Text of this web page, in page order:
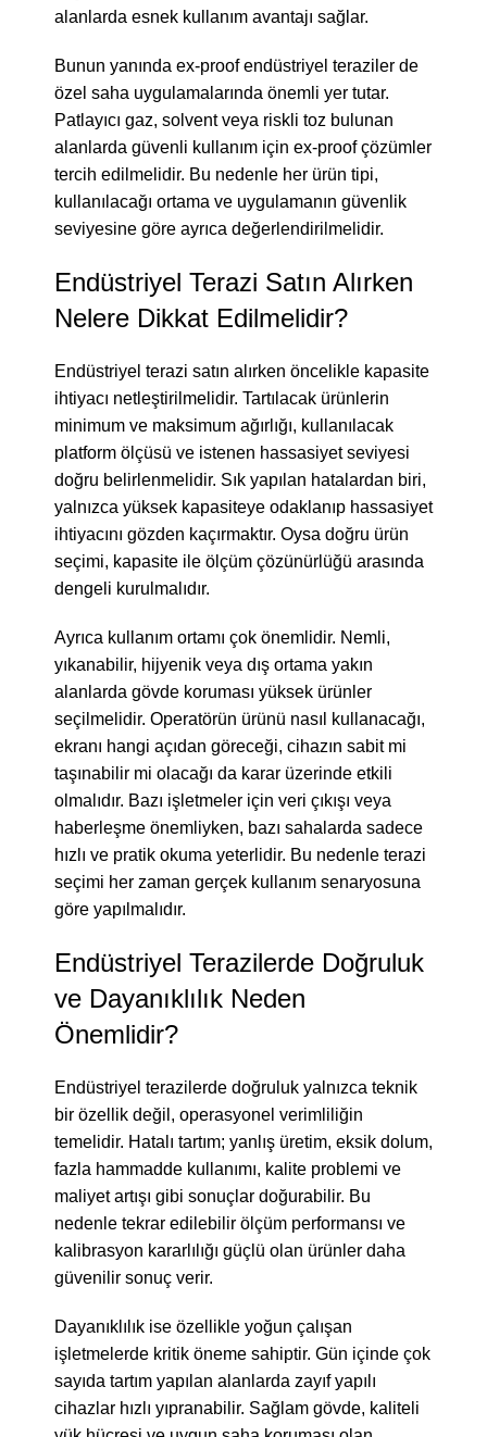
alanlarda esnek kullanım avantajı sağlar.
Bunun yanında ex-proof endüstriyel teraziler de
özel saha uygulamalarında önemli yer tutar.
Patlayıcı gaz, solvent veya riskli toz bulunan
alanlarda güvenli kullanım için ex-proof çözümler
tercih edilmelidir. Bu nedenle her ürün tipi,
kullanılacağı ortama ve uygulamanın güvenlik
seviyesine göre ayrıca değerlendirilmelidir.
Endüstriyel Terazi Satın Alırken
Nelere Dikkat Edilmelidir?
Endüstriyel terazi satın alırken öncelikle kapasite
ihtiyacı netleştirilmelidir. Tartılacak ürünlerin
minimum ve maksimum ağırlığı, kullanılacak
platform ölçüsü ve istenen hassasiyet seviyesi
doğru belirlenmelidir. Sık yapılan hatalardan biri,
yalnızca yüksek kapasiteye odaklanıp hassasiyet
ihtiyacını gözden kaçırmaktır. Oysa doğru ürün
seçimi, kapasite ile ölçüm çözünürlüğü arasında
dengeli kurulmalıdır.
Ayrıca kullanım ortamı çok önemlidir. Nemli,
yıkanabilir, hijyenik veya dış ortama yakın
alanlarda gövde koruması yüksek ürünler
seçilmelidir. Operatörün ürünü nasıl kullanacağı,
ekranı hangi açıdan göreceği, cihazın sabit mi
taşınabilir mi olacağı da karar üzerinde etkili
olmalıdır. Bazı işletmeler için veri çıkışı veya
haberleşme önemliyken, bazı sahalarda sadece
hızlı ve pratik okuma yeterlidir. Bu nedenle terazi
seçimi her zaman gerçek kullanım senaryosuna
göre yapılmalıdır.
Endüstriyel Terazilerde Doğruluk
ve Dayanıklılık Neden
Önemlidir?
Endüstriyel terazilerde doğruluk yalnızca teknik
bir özellik değil, operasyonel verimliliğin
temelidir. Hatalı tartım; yanlış üretim, eksik dolum,
fazla hammadde kullanımı, kalite problemi ve
maliyet artışı gibi sonuçlar doğurabilir. Bu
nedenle tekrar edilebilir ölçüm performansı ve
kalibrasyon kararlılığı güçlü olan ürünler daha
güvenilir sonuç verir.
Dayanıklılık ise özellikle yoğun çalışan
işletmelerde kritik öneme sahiptir. Gün içinde çok
sayıda tartım yapılan alanlarda zayıf yapılı
cihazlar hızlı yıpranabilir. Sağlam gövde, kaliteli